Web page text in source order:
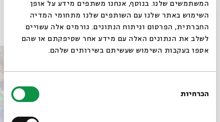
המשתמשים שלנו. בנוסף, אנחנו משתפים מידע על אופן
השימוש באתר שלנו עם השותפים שלנו מתחומי המדיה
החברתית, הפרסום וניתוח הנתונים. גורמים אלה עשויים
לשלב את הנתונים האלה עם מידע אחר שסיפקתם או שהם
אספו בעקבות השימוש שעשיתם בשירותים שלהם.
הסכמה
הכרחיות
אירועים נוספים בסדרה
סגור